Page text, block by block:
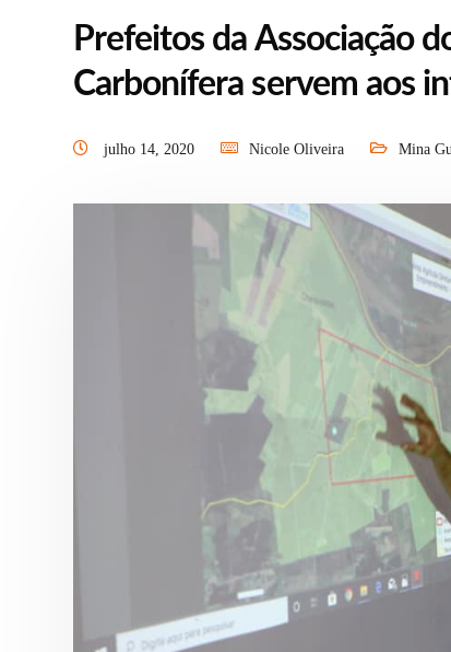
Prefeitos da Associação
Carbonífera servem aos
julho 14, 2020 Nicole Oliveira Mina